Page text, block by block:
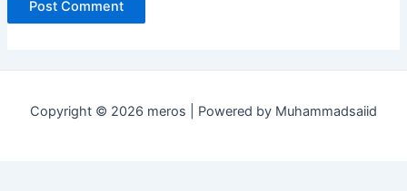
Copyright © 2026 meros | Powered by Muhammadsaiid